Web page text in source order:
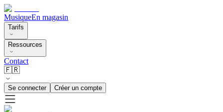
MusiqueEn magasin
Tarifs
Ressources
Contact
🇫🇷
Se connecter Créer un compte